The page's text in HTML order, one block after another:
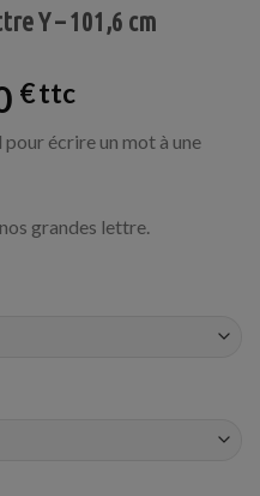
Y – 101,6 cm
€
écrire un mot à une
grandes lettre.